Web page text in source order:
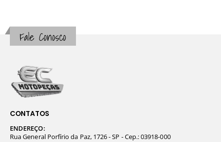
Fale Conosco
CONTATOS
ENDEREÇO:
Rua General Porfírio da Paz, 1726 - SP - Cep.: 03918-000